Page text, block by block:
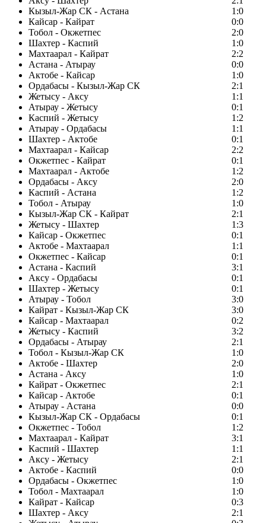
Кызыл-Жар СК - Астана
1:0
Кайсар - Кайрат
0:0
Тобол - Окжетпес
2:0
Шахтер - Каспий
1:0
Махтаарал - Кайрат
2:2
Астана - Атырау
0:0
Актобе - Кайсар
1:0
Ордабасы - Кызыл-Жар СК
2:1
Жетысу - Аксу
1:1
Атырау - Жетысу
0:1
Каспий - Жетысу
1:2
Атырау - Ордабасы
1:1
Шахтер - Актобе
0:1
Махтаарал - Кайсар
2:2
Окжетпес - Кайрат
0:1
Махтаарал - Актобе
1:2
Ордабасы - Аксу
2:0
Каспий - Астана
1:2
Тобол - Атырау
1:0
Кызыл-Жар СК - Кайрат
2:1
Жетысу - Шахтер
1:3
Кайсар - Окжетпес
0:1
Актобе - Махтаарал
1:1
Окжетпес - Кайсар
0:1
Астана - Каспий
3:1
Аксу - Ордабасы
0:1
Шахтер - Жетысу
0:1
Атырау - Тобол
3:0
Кайрат - Кызыл-Жар СК
3:0
Кайсар - Махтаарал
0:2
Жетысу - Каспий
3:2
Ордабасы - Атырау
2:1
Тобол - Кызыл-Жар СК
1:0
Актобе - Шахтер
2:0
Астана - Аксу
1:0
Кайрат - Окжетпес
2:1
Кайсар - Актобе
0:1
Атырау - Астана
0:0
Кызыл-Жар СК - Ордабасы
0:1
Окжетпес - Тобол
1:2
Махтаарал - Кайрат
3:1
Каспий - Шахтер
1:1
Аксу - Жетысу
2:1
Актобе - Каспий
0:0
Ордабасы - Окжетпес
1:0
Тобол - Махтаарал
1:0
Кайрат - Кайсар
0:3
Шахтер - Аксу
2:1